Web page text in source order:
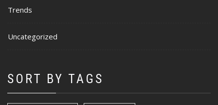
Trends
Uncategorized
SORT BY TAGS